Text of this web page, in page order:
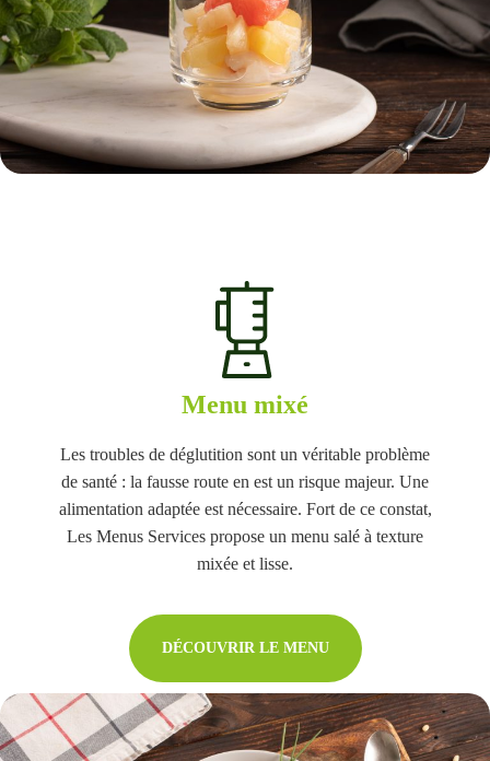
Menu mixé
Les troubles de déglutition sont un véritable problème
de santé : la fausse route en est un risque majeur. Une
alimentation adaptée est nécessaire. Fort de ce constat,
Les Menus Services propose un menu salé à texture
mixée et lisse.
DÉCOUVRIR LE MENU